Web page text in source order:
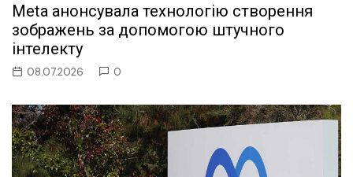
Meta анонсувала технологію створення
зображень за допомогою штучного
інтелекту
08.07.2026 0